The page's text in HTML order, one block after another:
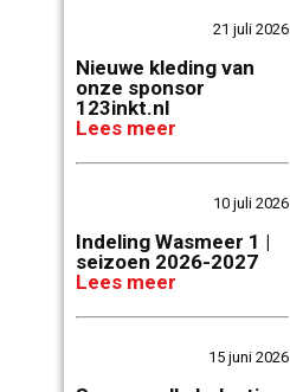
21 juli 2026
Nieuwe kleding van
onze sponsor
123inkt.nl
Lees meer
10 juli 2026
Indeling Wasmeer 1 |
seizoen 2026-2027
Lees meer
15 juni 2026